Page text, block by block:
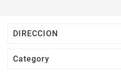
DIRECCION
Category